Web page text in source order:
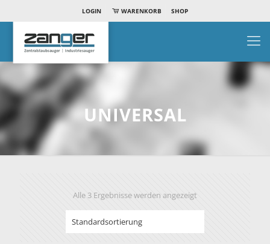
LOGIN WARENKORB SHOP
UNIVERSAL
Alle 3 Ergebnisse werden angezeigt